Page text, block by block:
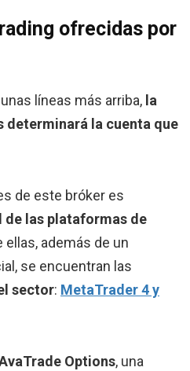
ofrecidas por
líneas más arriba, la
determinará la cuenta que
de este bróker es
de las plataformas de
ellas, además de un
se encuentran las
sector: MetaTrader 4 y
Options, una